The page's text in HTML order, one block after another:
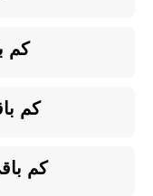
كم
كم
كم